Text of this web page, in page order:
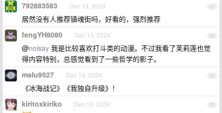
67
792883583 Dec 13, 2024
居然没有人推荐镇魂街吗，好看的，强烈推荐
68
fengYH8080 Dec 13, 2024
@noisay 我是比较喜欢打斗类的动漫。不过我看了芙莉莲也觉
得内容特别，总感觉看到了一些哲学的影子。
69
malu9527 Dec 13, 2024
《冰海战记》《我独自升级》！
70
kiritoxkiriko Dec 13, 2024